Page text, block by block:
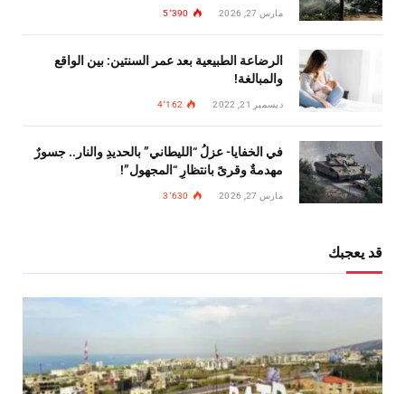
مارس 27, 2026 5٬390
الرضاعة الطبيعية بعد عمر السنتين: بين الواقع
والمبالغة!
ديسمبر 21, 2022 4٬162
في الخفايا- عزلُ “الليطاني” بالحديدِ والنار.. جسورٌ
مهدمةٌ وقرىً بانتظارِ “المجهول”!
مارس 27, 2026 3٬630
قد يعجبك